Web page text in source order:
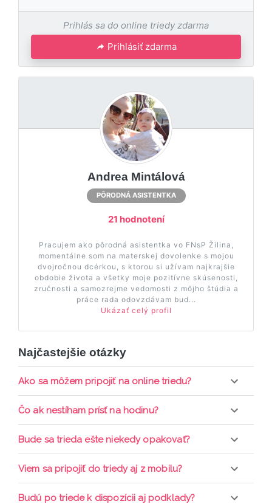
Prihlás sa do online triedy zdarma
Prihlásiť zdarma
Andrea Mintálová
PÔRODNÁ ASISTENTKA
21 hodnotení
Pracujem ako pôrodná asistentka vo FNsP Žilina,
momentálne som na materskej dovolenke s mojou
dvojročnou dcérkou, s ktorou si užívam najkrajšie
obdobie života a všetky moje pozitívne skúsenosti,
zručnosti a samozrejme vedomosti z môjho štúdia a
práce rada odovzdávam bud...
Ukázať celý profil
Najčastejšie otázky
Ako sa môžem pripojiť na online triedu?
Pripojenie do online triedy prebieha priamo cez
prihlásiť do triedy.
Čo ak nestíham prísť na hodinu?
Každá trieda sa nahráva a je k dispozícií po dobu 7
Bude sa trieda ešte niekedy opakovať?
Triedy sa priebežne opakujú, stačí sledovať ponuku
Viem sa pripojiť do triedy aj z mobilu?
Áno, pripojenie do triedy je možné aj cez mobil,
Budú po triede k dispozícii aj podklady?